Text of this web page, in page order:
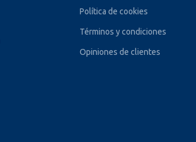
Política de cookies
Términos y condiciones
Opiniones de clientes